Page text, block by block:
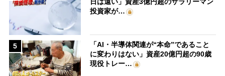
投資家が…
5
「AI・半導体関連が“本命”であること
に変わりはない」資産20億円超の90歳
現役トレー…